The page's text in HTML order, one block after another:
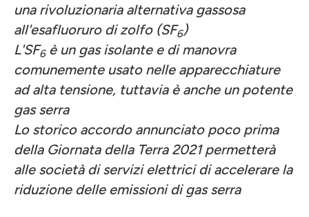
una rivoluzionaria alternativa gassosa
all'esafluoruro di zolfo (SF6)
L'SF6è un gas isolante e di manovra
comunemente usato nelle apparecchiature
ad alta tensione, tuttavia è anche un potente
gas serra
Lo storico accordo annunciato poco prima
della Giornata della Terra 2021 permetterà
alle società di servizi elettrici di accelerare la
riduzione delle emissioni di gas serra